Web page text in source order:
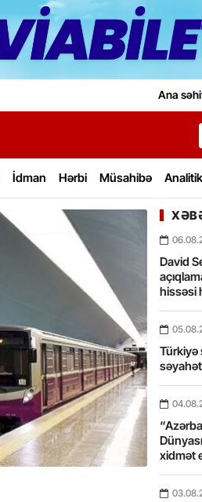
Ana
İdman Hərbi Müsahibə
David
hissəsi
Türkiyə
xidmət